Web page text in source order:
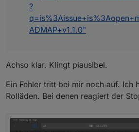
?
ADMAP+v1.1.0"
Achso klar. Klingt plausibel.
Ein Fehler tritt bei mir noch auf. Ich
Rolläden. Bei denen reagiert der